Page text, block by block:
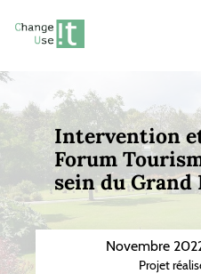
Intervention
Forum
sein du Grand
Novembre
Projet